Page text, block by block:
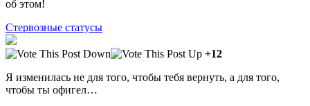
об этом!
Стервозные статусы
+12
Я изменилась не для того, чтобы тебя вернуть, а для того,
чтобы ты офигел…